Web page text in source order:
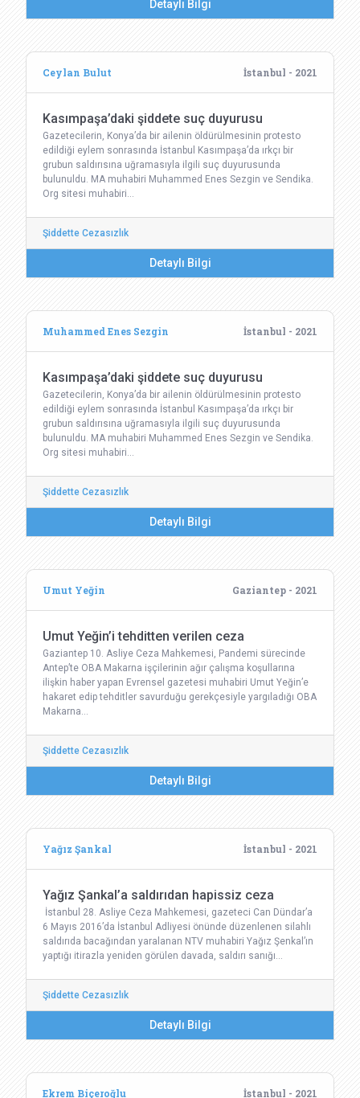
Detaylı Bilgi
Ceylan Bulut İstanbul - 2021
Kasımpaşa’daki şiddete suç duyurusu
Gazetecilerin, Konya’da bir ailenin öldürülmesinin protesto
edildiği eylem sonrasında İstanbul Kasımpaşa’da ırkçı bir
grubun saldırısına uğramasıyla ilgili suç duyurusunda
bulunuldu. MA muhabiri Muhammed Enes Sezgin ve Sendika.
Org sitesi muhabiri…
Şiddette Cezasızlık
Detaylı Bilgi
Muhammed Enes Sezgin İstanbul - 2021
Kasımpaşa’daki şiddete suç duyurusu
Gazetecilerin, Konya’da bir ailenin öldürülmesinin protesto
edildiği eylem sonrasında İstanbul Kasımpaşa’da ırkçı bir
grubun saldırısına uğramasıyla ilgili suç duyurusunda
bulunuldu. MA muhabiri Muhammed Enes Sezgin ve Sendika.
Org sitesi muhabiri…
Şiddette Cezasızlık
Detaylı Bilgi
Umut Yeğin Gaziantep - 2021
Umut Yeğin’i tehditten verilen ceza
Gaziantep 10. Asliye Ceza Mahkemesi, Pandemi sürecinde
Antep’te OBA Makarna işçilerinin ağır çalışma koşullarına
ilişkin haber yapan Evrensel gazetesi muhabiri Umut Yeğin’e
hakaret edip tehditler savurduğu gerekçesiyle yargıladığı OBA
Makarna…
Şiddette Cezasızlık
Detaylı Bilgi
Yağız Şankal İstanbul - 2021
Yağız Şankal’a saldırıdan hapissiz ceza
İstanbul 28. Asliye Ceza Mahkemesi, gazeteci Can Dündar’a
6 Mayıs 2016’da İstanbul Adliyesi önünde düzenlenen silahlı
saldırıda bacağından yaralanan NTV muhabiri Yağız Şenkal’ın
yaptığı itirazla yeniden görülen davada, saldırı sanığı…
Şiddette Cezasızlık
Detaylı Bilgi
Ekrem Biçeroğlu İstanbul - 2021